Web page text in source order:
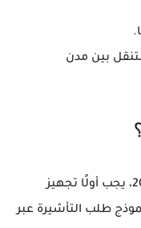
بين مدن
للتقديم على فيزا كندا لكأس العالم 2026، يجب أولًا تجهيز
طلب التأشيرة عبر